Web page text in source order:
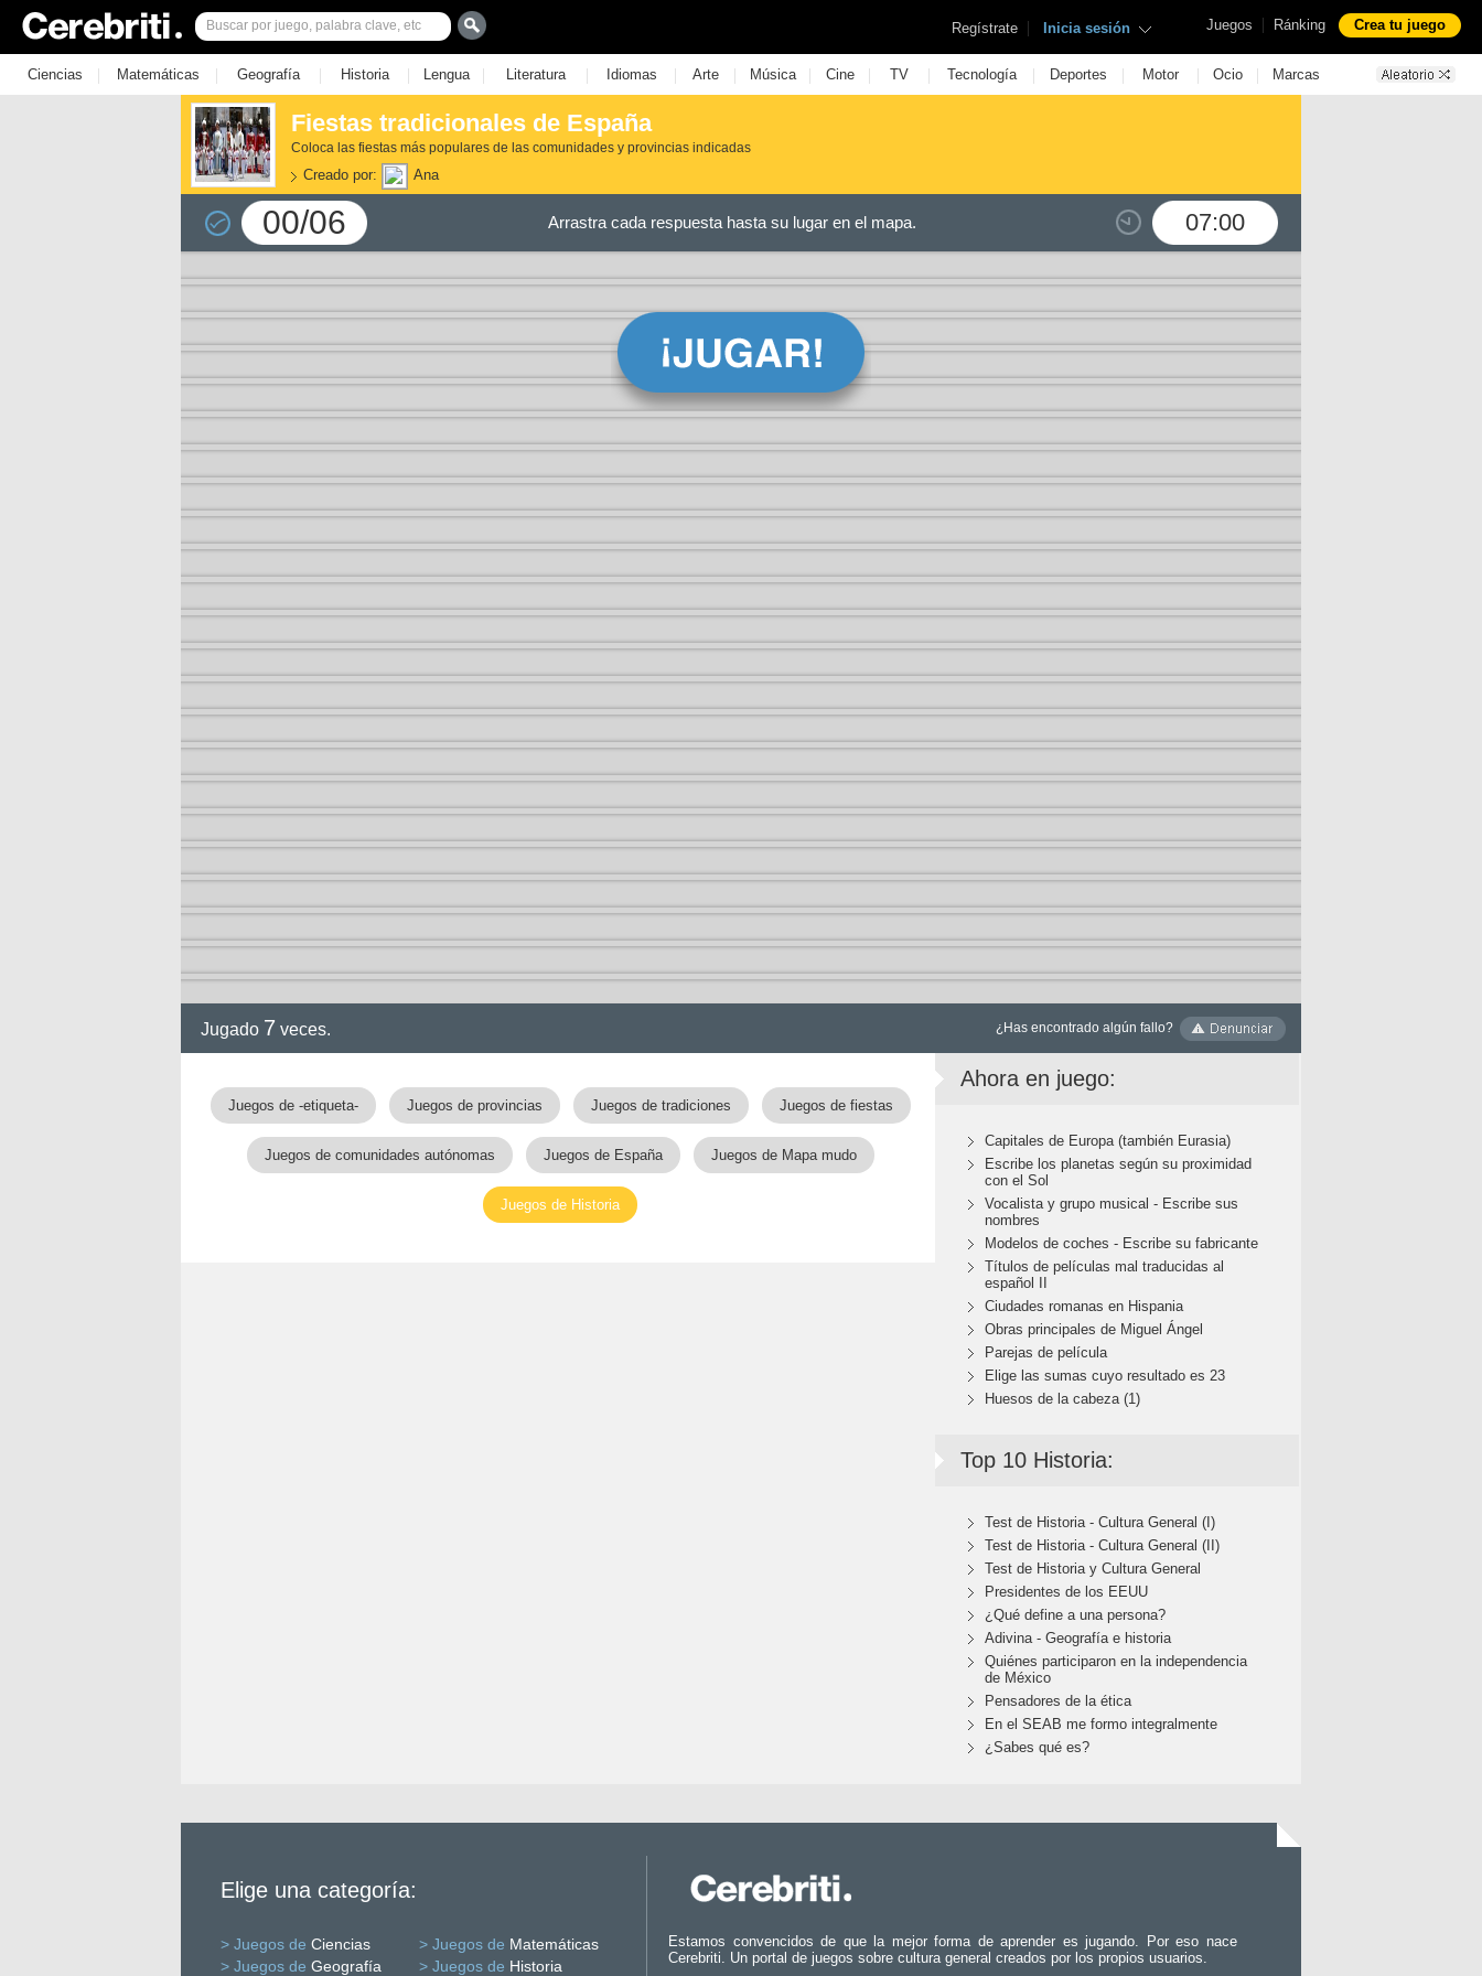
Juegos | Ránking Crea tu juego
Regístrate | Inicia sesión
Ciencias | Matemáticas | Geografía | Historia | Lengua | Literatura | Idiomas | Arte | Música | Cine | TV | Tecnología | Deportes | Motor | Ocio | Marcas
Fiestas tradicionales de España
Coloca las fiestas más populares de las comunidades y provincias indicadas
Creado por: Ana
00/06 07:00
Arrastra cada respuesta hasta su lugar en el mapa.
Jugado 7 veces. ¿Has encontrado algún fallo?
Juegos de -etiqueta- Juegos de provincias Juegos de tradiciones Juegos de fiestas
Juegos de comunidades autónomas Juegos de España Juegos de Mapa mudo
Juegos de Historia
Ahora en juego:
Capitales de Europa (también Eurasia)
Escribe los planetas según su proximidad
con el Sol
Vocalista y grupo musical - Escribe sus
nombres
Modelos de coches - Escribe su fabricante
Títulos de películas mal traducidas al
español II
Ciudades romanas en Hispania
Obras principales de Miguel Ángel
Parejas de película
Elige las sumas cuyo resultado es 23
Huesos de la cabeza (1)
Top 10 Historia:
Test de Historia - Cultura General (I)
Test de Historia - Cultura General (II)
Test de Historia y Cultura General
Presidentes de los EEUU
¿Qué define a una persona?
Adivina - Geografía e historia
Quiénes participaron en la independencia
de México
Pensadores de la ética
En el SEAB me formo integralmente
¿Sabes qué es?
Elige una categoría:
> Juegos de Ciencias > Juegos de Matemáticas
> Juegos de Geografía > Juegos de Historia
Estamos convencidos de que la mejor forma de aprender es jugando. Por eso nace
Cerebriti. Un portal de juegos sobre cultura general creados por los propios usuarios.